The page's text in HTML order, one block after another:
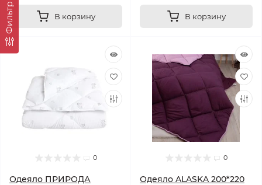
Фильтр В корзину В корзину
0
Одеяло ПРИРОДА
0
Одеяло ALASKA 200*220